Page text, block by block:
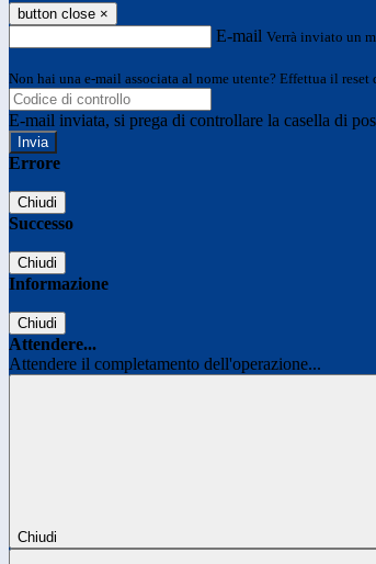
button close ×
E-mail Verrà inviato un
Non hai una e-mail associata al nome utente? Effettua il reset
E-mail inviata, si prega di controllare la casella di
Errore
Chiudi
Successo
Chiudi
Informazione
Chiudi
Attendere...
Attendere il completamento dell'operazione...
Chiudi